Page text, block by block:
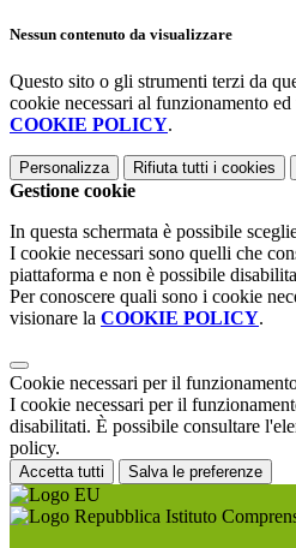
Nessun contenuto da visualizzare
Questo sito o gli strumenti terzi da
cookie necessari al funzionamento
COOKIE POLICY.
Personalizza Rifiuta tutti i cookies
Gestione cookie
In questa schermata è possibile
I cookie necessari sono quelli che
piattaforma e non è possibile
Per conoscere quali sono i cookie
visionare la COOKIE POLICY.
Cookie necessari per il
I cookie necessari per il
disabilitati. È possibile consultare
policy.
Accetta tutti Salva le preferenze
Istituto